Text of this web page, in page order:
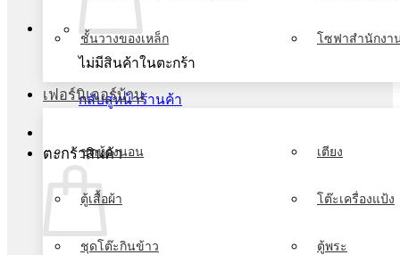
ไม่มีสินค้าในตะกร้า
กลับสู่หน้าร้านค้า
ตะกร้าสินค้า
ชั้นวางของเหล็ก โซฟาสำนักงา
เฟอร์นิเจอร์บ้าน
ชุดห้องนอน เตียง
ตู้เสื้อผ้า โต๊ะเครื่องแป้ง
ชุดโต๊ะกินข้าว ตู้พระ